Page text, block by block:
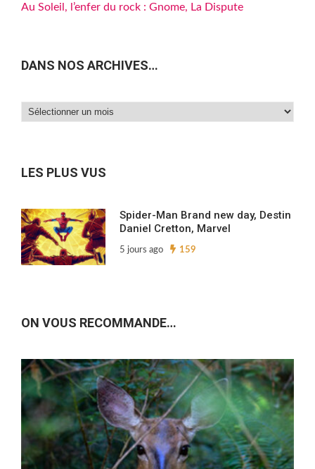
Au Soleil, l’enfer du rock : Gnome, La Dispute
DANS NOS ARCHIVES…
Dans
LES PLUS VUS
Spider-Man Brand new day, Destin
Daniel Cretton, Marvel
5 jours ago 159
ON VOUS RECOMMANDE…